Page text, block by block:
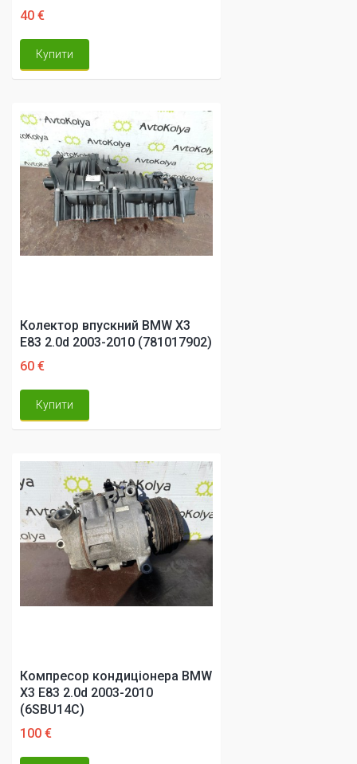
40 €
Купити
Колектор впускний BMW X3
E83 2.0d 2003-2010 (781017902)
60 €
Купити
Компресор кондиціонера BMW
X3 E83 2.0d 2003-2010
(6SBU14C)
100 €